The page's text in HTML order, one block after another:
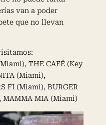
van a poder
que no llevan
THE CAFÉ (Key
(Miami),
FI (Miami), BURGER
MAMMA MIA (Miami)